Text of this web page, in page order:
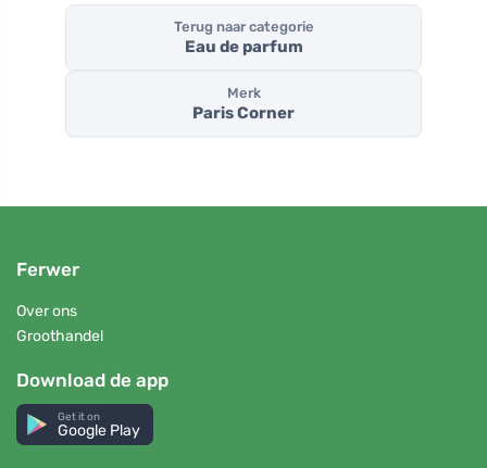
Terug naar categorie
Eau de parfum
Merk
Paris Corner
Ferwer
Over ons
Groothandel
Download de app
Get it on
Google Play